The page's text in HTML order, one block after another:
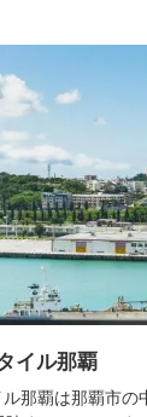
イル那覇
那覇は那覇市の